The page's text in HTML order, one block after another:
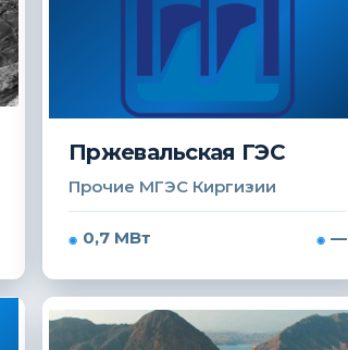
Пржевальская ГЭС
Прочие МГЭС Киргизии
0,7 МВт —